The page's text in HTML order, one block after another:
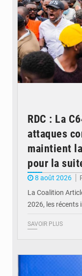
RDC : La
attaques
maintient
pour la
8 août 2026
La Coalition
2026, les récents
SAVOIR PLUS